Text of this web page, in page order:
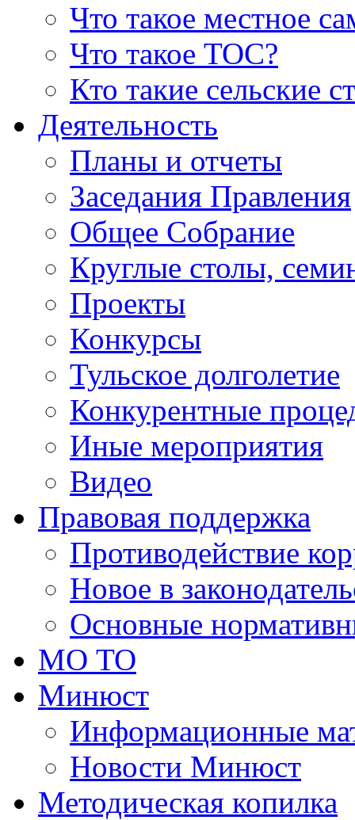
Что такое местное
Что такое ТОС?
Кто такие сельские
Деятельность
Планы и отчеты
Заседания Правления
Общее Собрание
Круглые столы,
Проекты
Конкурсы
Тульское долголетие
Конкурентные
Иные мероприятия
Видео
Правовая поддержка
Противодействие
Новое в
Основные
МО ТО
Минюст
Информационные
Новости Минюст
Методическая копилка